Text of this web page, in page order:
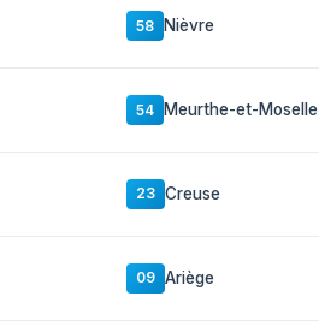
58 Nièvre
54 Meurthe-et-Moselle
23 Creuse
09 Ariège